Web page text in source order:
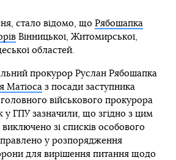
стало відомо, що Рябошапка
Вінницької, Житомирської,
областей.
прокурор Руслан Рябошапка
Матіосаз посади заступника
військового прокурора
у ГПУ зазначили, що згідно з цим
зі списків особового
у розпорядження
для вирішення питання щодо